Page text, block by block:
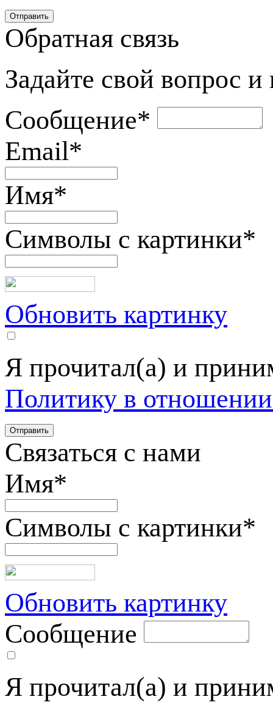
Обратная связь
Задайте свой вопрос
Сообщение*
Email*
Имя*
Символы с картинки*
Обновить картинку
Я прочитал(а) и
Политику в
Связаться с нами
Имя*
Символы с картинки*
Обновить картинку
Сообщение
Я прочитал(а) и